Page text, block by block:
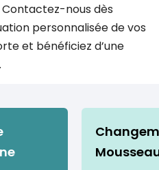
nous dès
personnalisée de vos
et bénéficiez d’une